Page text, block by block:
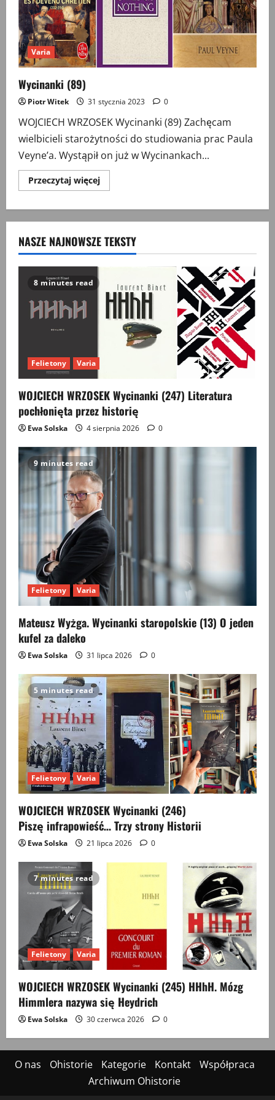
Varia
Wycinanki (89)
Piotr Witek 31 stycznia 2023 0
WOJCIECH WRZOSEK Wycinanki (89) Zachęcam
wielbicieli starożytności do studiowania prac Paula
Veyne’a. Wystąpił on już w Wycinankach...
Przeczytaj więcejPrzeczytaj
więcej
NASZE NAJNOWSZE TEKSTY
8 minutes read
Felietony Varia
WOJCIECH WRZOSEK Wycinanki (247) Literatura
pochłonięta przez historię
Ewa Solska 4 sierpnia 2026 0
9 minutes read
Felietony Varia
Mateusz Wyżga. Wycinanki staropolskie (13) O jeden
kufel za daleko
Ewa Solska 31 lipca 2026 0
5 minutes read
Felietony Varia
WOJCIECH WRZOSEK Wycinanki (246)
Piszę infrapowieść… Trzy strony Historii
Ewa Solska 21 lipca 2026 0
7 minutes read
Felietony Varia
WOJCIECH WRZOSEK Wycinanki (245) HHhH. Mózg
Himmlera nazywa się Heydrich
Ewa Solska 30 czerwca 2026 0
O nas Ohistorie Kategorie Kontakt
Współpraca
Archiwum Ohistorie